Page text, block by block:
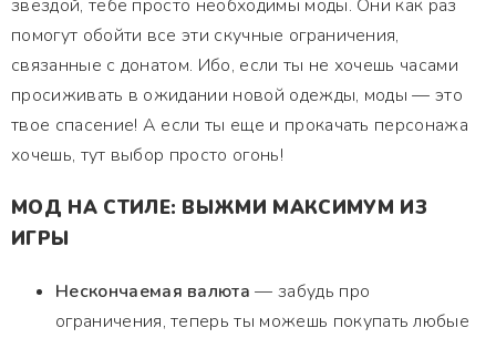
звездой, тебе просто необходимы моды. Они как раз
помогут обойти все эти скучные ограничения,
связанные с донатом. Ибо, если ты не хочешь часами
просиживать в ожидании новой одежды, моды — это
твое спасение! А если ты еще и прокачать персонажа
хочешь, тут выбор просто огонь!
МОД НА СТИЛЕ: ВЫЖМИ МАКСИМУМ ИЗ
ИГРЫ
Нескончаемая валюта — забудь про
ограничения, теперь ты можешь покупать любые